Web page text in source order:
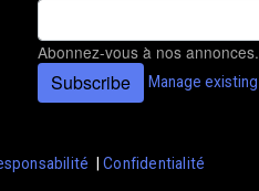
Abonnez-vous à nos annonces.
Subscribe Manage existing
|Confidentialité